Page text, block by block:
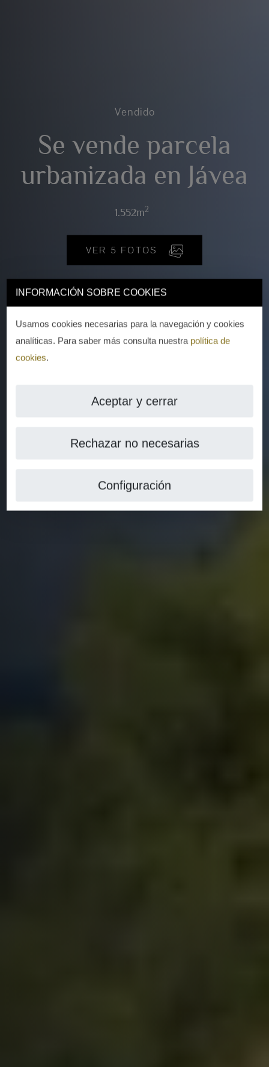
INFORMACIÓN SOBRE COOKIES
Usamos cookies necesarias para la navegación y cookies
analíticas. Para saber más consulta nuestra política de
cookies.
Aceptar y cerrar
Rechazar no necesarias
Configuración
Vendido
Se vende parcela
urbanizada en Jávea
1.552m2
VER 5 FOTOS